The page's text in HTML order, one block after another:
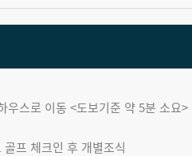
스로 이동 <도보기준 약 5분 소요>
프 체크인 후 개별조식